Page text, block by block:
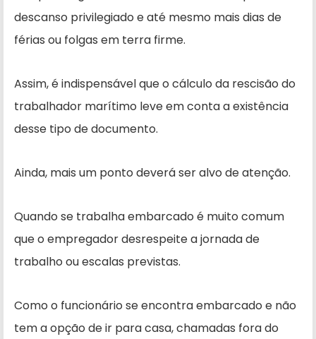
descanso privilegiado e até mesmo mais dias de
férias ou folgas em terra firme.
Assim, é indispensável que o cálculo da rescisão do
trabalhador marítimo leve em conta a existência
desse tipo de documento.
Ainda, mais um ponto deverá ser alvo de atenção.
Quando se trabalha embarcado é muito comum
que o empregador desrespeite a jornada de
trabalho ou escalas previstas.
Como o funcionário se encontra embarcado e não
tem a opção de ir para casa, chamadas fora do